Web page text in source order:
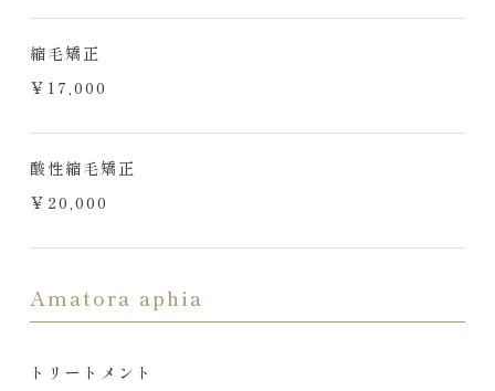
縮毛矯正
￥17,000
酸性縮毛矯正
￥20,000
Amatora aphia
トリートメント